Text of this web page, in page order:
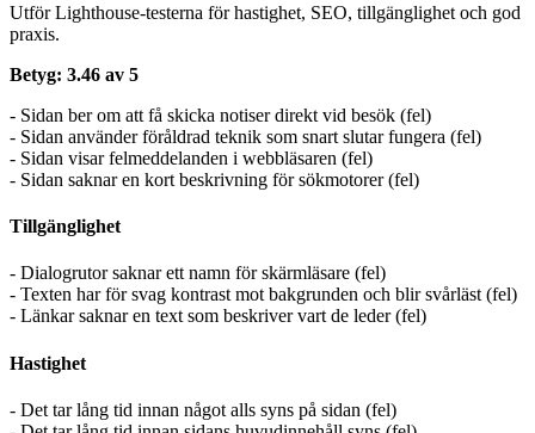
Utför Lighthouse-testerna för hastighet, SEO, tillgänglighet och god
praxis.
Betyg: 3.46 av 5
- Sidan ber om att få skicka notiser direkt vid besök (fel)
- Sidan använder föråldrad teknik som snart slutar fungera (fel)
- Sidan visar felmeddelanden i webbläsaren (fel)
- Sidan saknar en kort beskrivning för sökmotorer (fel)
Tillgänglighet
- Dialogrutor saknar ett namn för skärmläsare (fel)
- Texten har för svag kontrast mot bakgrunden och blir svårläst (fel)
- Länkar saknar en text som beskriver vart de leder (fel)
Hastighet
- Det tar lång tid innan något alls syns på sidan (fel)